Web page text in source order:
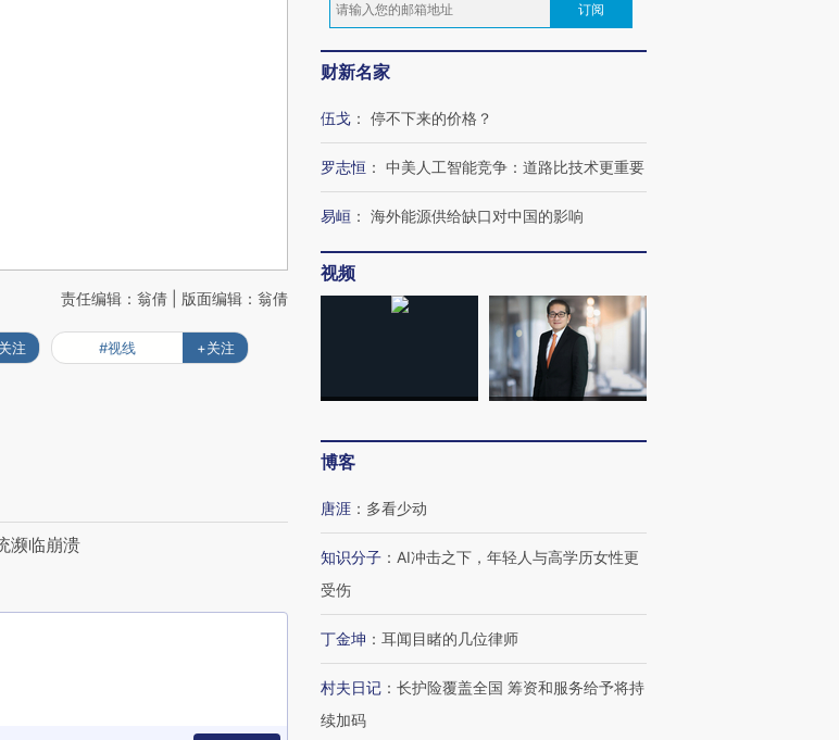
责任编辑：翁倩 | 版面编辑：翁倩
注 #视线 +关注
濒临崩溃
订阅
财新名家
伍戈 ： 停不下来的价格？
罗志恒 ： 中美人工智能竞争：道路比技术更重要
易峘 ： 海外能源供给缺口对中国的影响
视频
博客
唐涯 ： 多看少动
知识分子 ： AI冲击之下，年轻人与高学历女性更
受伤
丁金坤 ： 耳闻目睹的几位律师
村夫日记 ： 长护险覆盖全国 筹资和服务给予将持
续加码